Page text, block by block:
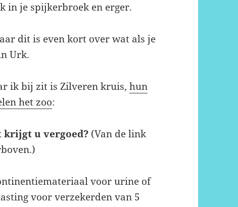
in je spijkerbroek en erger.
dit is even kort over wat als je
Urk.
ik bij zit is Zilveren kruis,hun
het zoo:
krijgt u vergoed? (Van de link
voor urine of
voor verzekerden van 5